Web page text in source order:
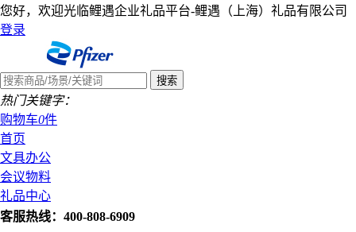
您好，欢迎光临鲤遇企业礼品平台-鲤遇（上海）礼品有限公司
登录
热门关键字：
购物车0件
首页
文具办公
会议物料
礼品中心
客服热线：400-808-6909